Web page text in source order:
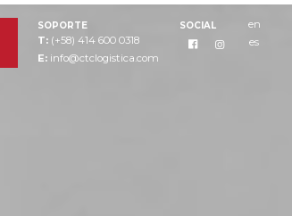
SOPORTE
T: (+58) 414 600 0318
E: info@ctclogistica.com
SOCIAL
en
es